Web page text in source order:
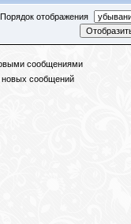
Порядок отображения
сообщениями
новых сообщений